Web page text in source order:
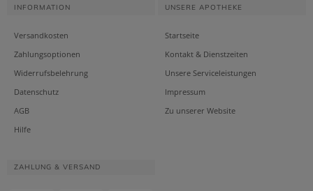
INFORMATION
Versandkosten
Zahlungsoptionen
Widerrufsbelehrung
Datenschutz
AGB
Hilfe
UNSERE APOTHEKE
Startseite
Kontakt & Dienstzeiten
Unsere Serviceleistungen
Impressum
Zu unserer Website
ZAHLUNG & VERSAND